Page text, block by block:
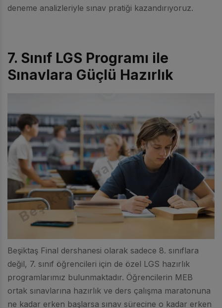
deneme analizleriyle sınav pratiği kazandırıyoruz.
7. Sınıf LGS Programı ile
Sınavlara Güçlü Hazırlık
Beşiktaş Final dershanesi olarak sadece 8. sınıflara
değil, 7. sınıf öğrencileri için de özel LGS hazırlık
programlarımız bulunmaktadır. Öğrencilerin MEB
ortak sınavlarına hazırlık ve ders çalışma maratonuna
ne kadar erken başlarsa sınav sürecine o kadar erken